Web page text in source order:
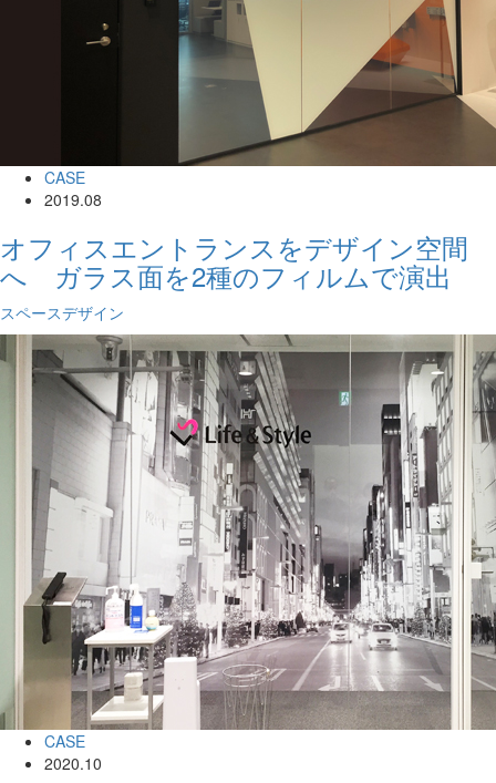
CASE
2019.08
オフィスエントランスをデザイン空間
へ ガラス面を2種のフィルムで演出
スペースデザイン
CASE
2020.10